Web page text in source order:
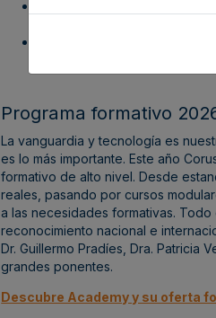
Un ambiente interactivo y
Programa formativo
La vanguardia y tecnología es
es lo más importante. Este año
formativo de alto nivel. Desde
reales, pasando por cursos
a las necesidades formativas. Todo
reconocimiento nacional e
Dr. Guillermo Pradíes, Dra. Patricia
grandes ponentes.
Descubre Academy y su oferta